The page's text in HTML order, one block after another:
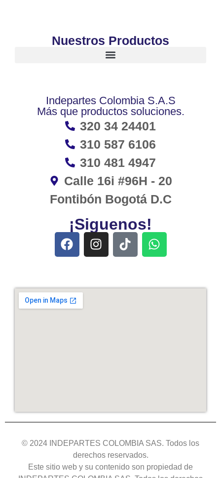
Nuestros Productos
Indepartes Colombia S.A.S
Más que productos soluciones.
320 34 24401
310 587 6106
310 481 4947
Calle 16i #96H - 20
Fontibón Bogotá D.C
¡Siguenos!
© 2024 INDEPARTES COLOMBIA SAS. Todos los
derechos reservados.
Este sitio web y su contenido son propiedad de